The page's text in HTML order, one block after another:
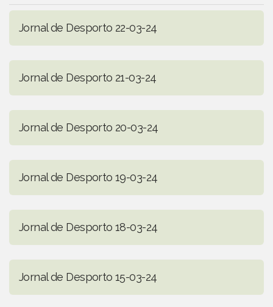
Jornal de Desporto 22-03-24
Jornal de Desporto 21-03-24
Jornal de Desporto 20-03-24
Jornal de Desporto 19-03-24
Jornal de Desporto 18-03-24
Jornal de Desporto 15-03-24